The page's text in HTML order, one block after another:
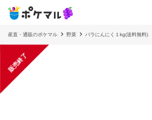
産直・通販のポケマル 野菜 バラにんにく１kg(送料無料)
販売終了